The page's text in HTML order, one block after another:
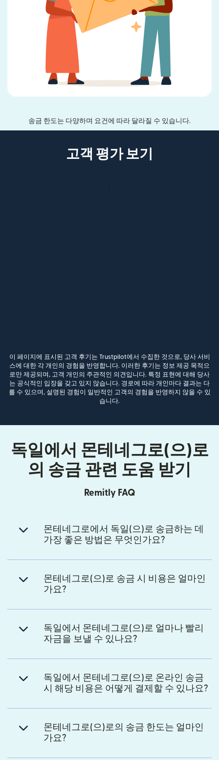
송금 한도는 다양하며 요건에 따라 달라질 수 있습니다.
고객 평가 보기
이 페이지에 표시된 고객 후기는 Trustpilot에서 수집한 것으로, 당사 서비
스에 대한 각 개인의 경험을 반영합니다. 이러한 후기는 정보 제공 목적으
로만 제공되며, 고객 개인의 주관적인 의견입니다. 특정 표현에 대해 당사
는 공식적인 입장을 갖고 있지 않습니다. 경로에 따라 개인마다 결과는 다
를 수 있으며, 설명된 경험이 일반적인 고객의 경험을 반영하지 않을 수 있
습니다.
독일에서 몬테네그로(으)로
의 송금 관련 도움 받기
Remitly FAQ
몬테네그로에서 독일(으)로 송금하는 데
가장 좋은 방법은 무엇인가요?
몬테네그로(으)로 송금 시 비용은 얼마인
가요?
독일에서 몬테네그로(으)로 얼마나 빨리
자금을 보낼 수 있나요?
독일에서 몬테네그로(으)로 온라인 송금
시 해당 비용은 어떻게 결제할 수 있나요?
몬테네그로(으)로의 송금 한도는 얼마인
가요?